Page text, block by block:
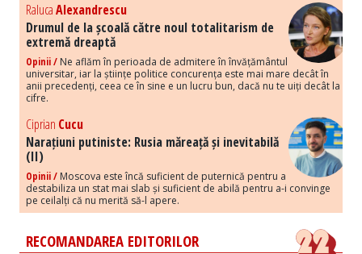
RalucaAlexandrescu
Drumul de la școală către noul totalitarism de
extremă dreaptă
Opinii / Ne aflăm în perioada de admitere în învățământul
universitar, iar la științe politice concurența este mai mare decât în
anii precedenți, ceea ce în sine e un lucru bun, dacă nu te uiți decât la
cifre.
Ciprian Cucu
Narațiuni putiniste: Rusia măreață și inevitabilă
(II)
Opinii / Moscova este încă suficient de puternică pentru a
destabiliza un stat mai slab și suficient de abilă pentru a-i convinge
pe ceilalți că nu merită să-l apere.
RECOMANDAREA EDITORILOR